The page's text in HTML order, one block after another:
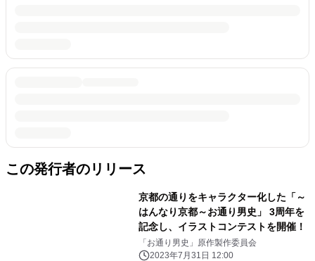
この発行者のリリース
京都の通りをキャラクター化した「～
はんなり京都～お通り男史」 3周年を
記念し、イラストコンテストを開催！
「お通り男史」原作製作委員会
2023年7月31日 12:00